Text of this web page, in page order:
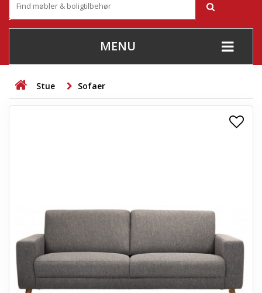
MENU
+
STUE
+
OPBEVARING
+
TÆPPER
+
LAMPER
+
HAVEMØBLER
Stue Sofaer